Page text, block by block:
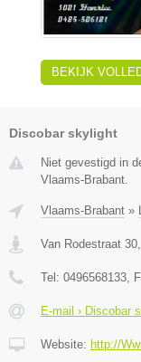
BEKIJK
Discobar skylight
Niet gevestigd in
Vlaams-Brabant.
Vlaams-Brabant »
Van Rodestraat 30,
Tel: 0496568133,
E-mail › Discobar
Website: http://